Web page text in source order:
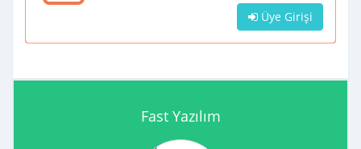
Üye Girişi
Fast Yazılım